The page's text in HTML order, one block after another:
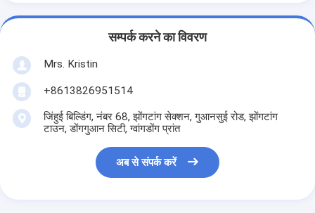
सम्पर्क करने का विवरण
Mrs. Kristin
+8613826951514
जिंहुई बिल्डिंग, नंबर 68, झोंगटांग सेक्शन, गुआनसुई रोड, झोंगटांग
टाउन, डोंगगुआन सिटी, ग्वांगडोंग प्रांत
अब से संपर्क करें